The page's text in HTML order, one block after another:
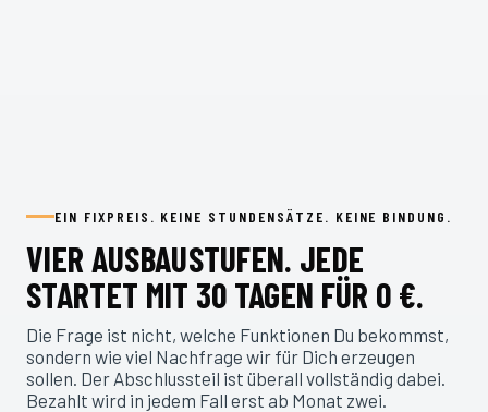
EIN FIXPREIS. KEINE STUNDENSÄTZE. KEINE BINDUNG.
VIER AUSBAUSTUFEN. JEDE
STARTET MIT 30 TAGEN FÜR 0 €.
Die Frage ist nicht, welche Funktionen Du bekommst,
sondern wie viel Nachfrage wir für Dich erzeugen
sollen. Der Abschlussteil ist überall vollständig dabei.
Bezahlt wird in jedem Fall erst ab Monat zwei.